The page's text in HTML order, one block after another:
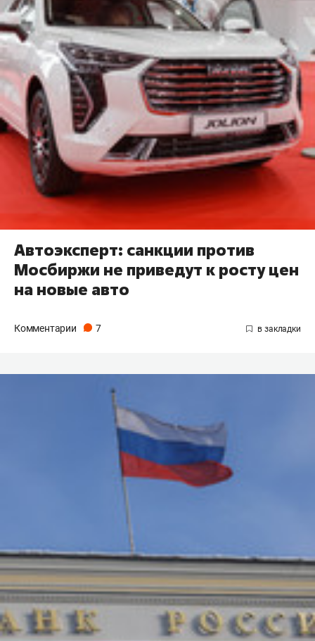
Автоэксперт: санкции против
Мосбиржи не приведут к росту цен
на новые авто
Комментарии 7